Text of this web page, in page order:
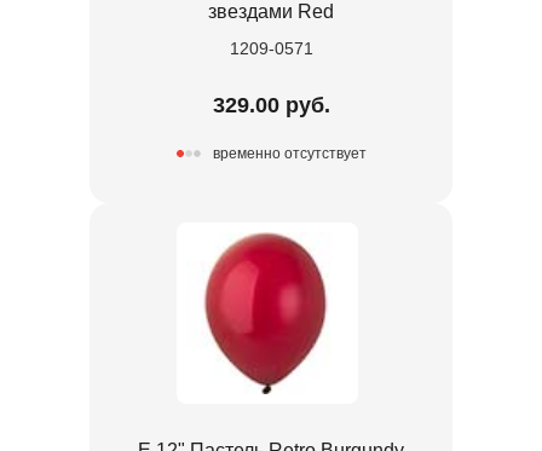
звездами Red
1209-0571
329.00 руб.
временно отсутствует